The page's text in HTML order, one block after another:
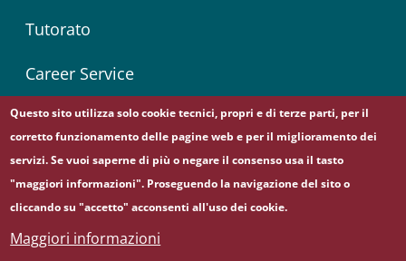
Tutorato
Career Service
Seguici su
FacebookInstagram
LinkedinTwitterYouTube
© Sapienza Università di Roma - Piazzale Aldo Moro 5,
Questo sito utilizza solo cookie tecnici, propri e di terze parti, per il
corretto funzionamento delle pagine web e per il miglioramento dei
servizi. Se vuoi saperne di più o negare il consenso usa il tasto
"maggiori informazioni". Proseguendo la navigazione del sito o
cliccando su "accetto" acconsenti all'uso dei cookie.
Maggiori informazioni